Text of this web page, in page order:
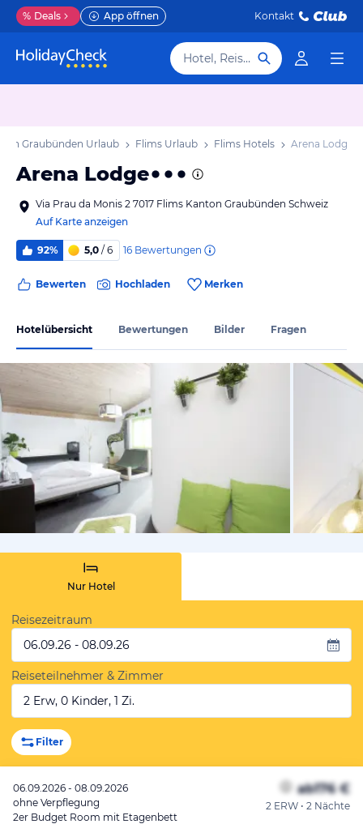
% Deals App öffnen Kontakt
Hotel, Reiseziel
Graubünden Urlaub Flims Urlaub Flims Hotels Arena Lodge
Arena Lodge
Via Prau da Monis 2 7017 Flims Kanton Graubünden Schweiz
Auf Karte anzeigen
92% 5,0 / 6 16 Bewertungen
Bewerten Hochladen Merken
Hotelübersicht Bewertungen Bilder Fragen
vom
Nur Hotel
Reisezeitraum
06.09.26 - 08.09.26
Reiseteilnehmer & Zimmer
2 Erw, 0 Kinder, 1 Zi.
Filter
06.09.2026 - 08.09.2026
ohne Verpflegung
2er Budget Room mit Etagenbett
ab176 €
2 ERW • 2 Nächte